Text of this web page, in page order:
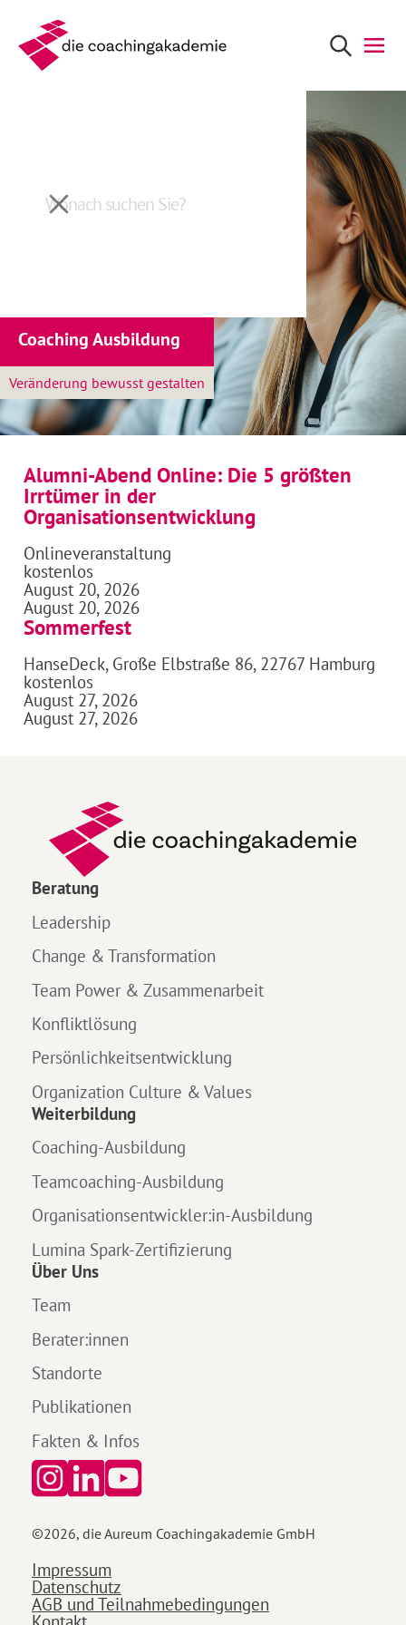
Coaching Ausbildung
Veränderung bewusst gestalten
Alumni-Abend Online: Die 5 größten
Irrtümer in der
Organisationsentwicklung
Onlineveranstaltung
kostenlos
August 20, 2026
August 20, 2026
Sommerfest
HanseDeck, Große Elbstraße 86, 22767 Hamburg
kostenlos
August 27, 2026
August 27, 2026
Beratung
Leadership
Change & Transformation
Team Power & Zusammenarbeit
Konfliktlösung
Persönlichkeitsentwicklung
Organization Culture & Values
Weiterbildung
Coaching-Ausbildung
Teamcoaching-Ausbildung
Organisationsentwickler:in-Ausbildung
Lumina Spark-Zertifizierung
Über Uns
Team
Berater:innen
Standorte
Publikationen
Fakten & Infos
©2026, die Aureum Coachingakademie GmbH
Impressum
Datenschutz
AGB und Teilnahmebedingungen